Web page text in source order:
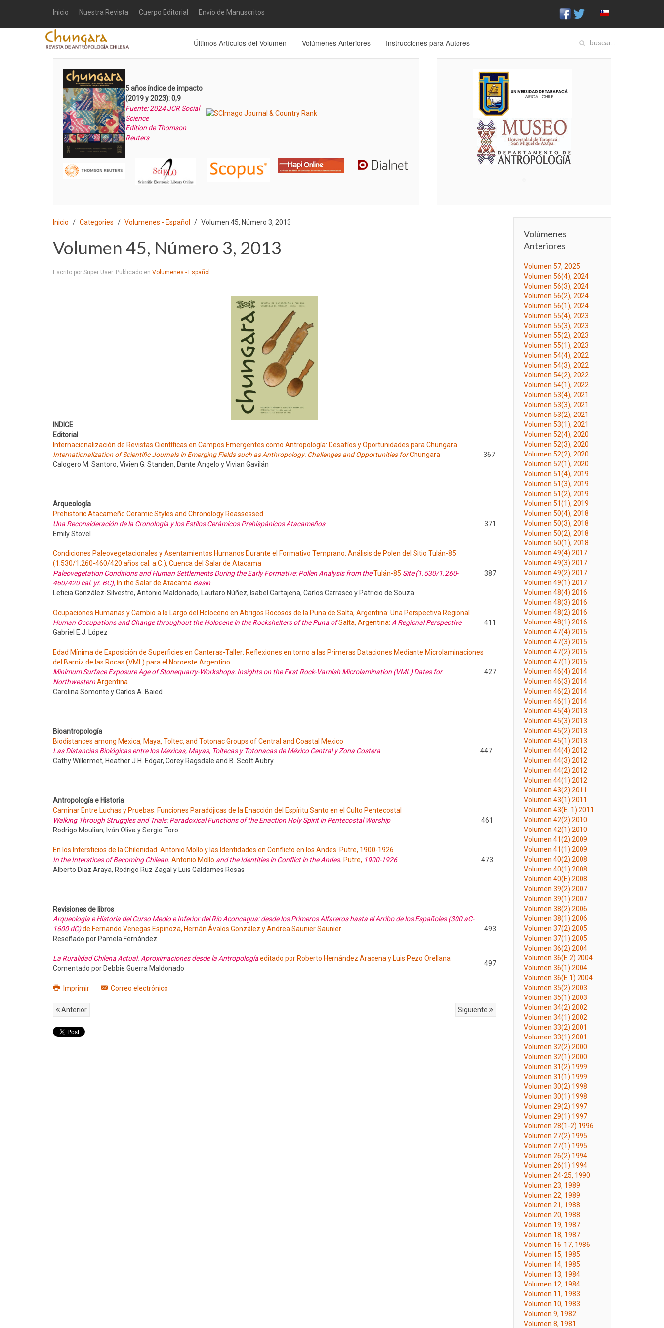
Inicio Nuestra Revista Cuerpo Editorial Envío de Manuscritos
Últimos Artículos del Volumen Volúmenes Anteriores Instrucciones para Autores
5 años índice de impacto
(2019 y 2023): 0,9
Fuente: 2024 JCR Social
Science
Edition de Thomson
Reuters
Inicio Categories Volumenes - Español Volumen 45, Número 3, 2013
Volumen 45, Número 3, 2013
Escrito por Super User. Publicado en Volumenes - Español
INDICE
Editorial
Internacionalización de Revistas Científicas en Campos Emergentes como Antropología: Desafíos y Oportunidades para Chungara
Internationalization of Scientific Journals in Emerging Fields such as Anthropology: Challenges and Opportunities forChungara
367
Calogero M. Santoro, Vivien G. Standen, Dante Angelo y Vivian Gavilán
Arqueología
Prehistoric Atacameño Ceramic Styles and Chronology Reassessed
Una Reconsideración de la Cronología y los Estilos Cerámicos Prehispánicos Atacameños
371
Emily Stovel
Condiciones Paleovegetacionales y Asentamientos Humanos Durante el Formativo Temprano: Análisis de Polen del Sitio Tulán-85
(1.530/1.260-460/420 años cal. a.C.), Cuenca del Salar de Atacama
Paleovegetation Conditions and Human Settlements During the Early Formative: Pollen Analysis from theTulán-85 Site (1.530/1.260-
460/420 cal. yr. BC),in the Salar de Atacama Basin
387
Leticia González-Silvestre, Antonio Maldonado, Lautaro Núñez, Isabel Cartajena, Carlos Carrasco y Patricio de Souza
Ocupaciones Humanas y Cambio a lo Largo del Holoceno en Abrigos Rocosos de la Puna de Salta, Argentina: Una Perspectiva Regional
Human Occupations and Change throughout the Holocene in the Rockshelters of the Puna ofSalta, Argentina: A Regional Perspective
411
Gabriel E.J. López
Edad Mínima de Exposición de Superficies en Canteras-Taller: Reflexiones en torno a las Primeras Dataciones Mediante Microlaminaciones
del Barniz de las Rocas (VML) para el Noroeste Argentino
Minimum Surface Exposure Age of Stonequarry-Workshops: Insights on the First Rock-Varnish Microlamination (VML) Dates for
NorthwesternArgentina
427
Carolina Somonte y Carlos A. Baied
Bioantropología
Biodistances among Mexica, Maya, Toltec, and Totonac Groups of Central and Coastal Mexico
Las Distancias Biológicas entre los Mexicas, Mayas, Toltecas y Totonacas de México Central y Zona Costera
447
Cathy Willermet, Heather J.H. Edgar, Corey Ragsdale and B. Scott Aubry
Antropología e Historia
Caminar Entre Luchas y Pruebas: Funciones Paradójicas de la Enacción del Espíritu Santo en el Culto Pentecostal
Walking Through Struggles and Trials: Paradoxical Functions of the Enaction Holy Spirit in Pentecostal Worship
461
Rodrigo Moulian, Iván Oliva y Sergio Toro
En los Intersticios de la Chilenidad. Antonio Mollo y las Identidades en Conflicto en los Andes. Putre, 1900-1926
In the Interstices of Becoming Chilean. Antonio Mollo and the Identities in Conflict in the Andes. Putre, 1900-1926
473
Alberto Díaz Araya, Rodrigo Ruz Zagal y Luis Galdames Rosas
Revisiones de libros
Arqueología e Historia del Curso Medio e Inferior del Río Aconcagua: desde los Primeros Alfareros hasta el Arribo de los Españoles (300 aC-
1600 dC)de Fernando Venegas Espinoza, Hernán Ávalos González y Andrea Saunier Saunier
493
Reseñado por Pamela Fernández
La Ruralidad Chilena Actual. Aproximaciones desde la Antropologíaeditado por Roberto Hernández Aracena y Luis Pezo Orellana
497
Comentado por Debbie Guerra Maldonado
Imprimir Correo electrónico
Anterior Siguiente
Volúmenes
Anteriores
Volumen 57, 2025
Volumen 56(4), 2024
Volumen 56(3), 2024
Volumen 56(2), 2024
Volumen 56(1), 2024
Volumen 55(4), 2023
Volumen 55(3), 2023
Volumen 55(2), 2023
Volumen 55(1), 2023
Volumen 54(4), 2022
Volumen 54(3), 2022
Volumen 54(2), 2022
Volumen 54(1), 2022
Volumen 53(4), 2021
Volumen 53(3), 2021
Volumen 53(2), 2021
Volumen 53(1), 2021
Volumen 52(4), 2020
Volumen 52(3), 2020
Volumen 52(2), 2020
Volumen 52(1), 2020
Volumen 51(4), 2019
Volumen 51(3), 2019
Volumen 51(2), 2019
Volumen 51(1), 2019
Volumen 50(4), 2018
Volumen 50(3), 2018
Volumen 50(2), 2018
Volumen 50(1), 2018
Volumen 49(4) 2017
Volumen 49(3) 2017
Volumen 49(2) 2017
Volumen 49(1) 2017
Volumen 48(4) 2016
Volumen 48(3) 2016
Volumen 48(2) 2016
Volumen 48(1) 2016
Volumen 47(4) 2015
Volumen 47(3) 2015
Volumen 47(2) 2015
Volumen 47(1) 2015
Volumen 46(4) 2014
Volumen 46(3) 2014
Volumen 46(2) 2014
Volumen 46(1) 2014
Volumen 45(4) 2013
Volumen 45(3) 2013
Volumen 45(2) 2013
Volumen 45(1) 2013
Volumen 44(4) 2012
Volumen 44(3) 2012
Volumen 44(2) 2012
Volumen 44(1) 2012
Volumen 43(2) 2011
Volumen 43(1) 2011
Volumen 43(E. 1) 2011
Volumen 42(2) 2010
Volumen 42(1) 2010
Volumen 41(2) 2009
Volumen 41(1) 2009
Volumen 40(2) 2008
Volumen 40(1) 2008
Volumen 40(E) 2008
Volumen 39(2) 2007
Volumen 39(1) 2007
Volumen 38(2) 2006
Volumen 38(1) 2006
Volumen 37(2) 2005
Volumen 37(1) 2005
Volumen 36(2) 2004
Volumen 36(E 2) 2004
Volumen 36(1) 2004
Volumen 36(E 1) 2004
Volumen 35(2) 2003
Volumen 35(1) 2003
Volumen 34(2) 2002
Volumen 34(1) 2002
Volumen 33(2) 2001
Volumen 33(1) 2001
Volumen 32(2) 2000
Volumen 32(1) 2000
Volumen 31(2) 1999
Volumen 31(1) 1999
Volumen 30(2) 1998
Volumen 30(1) 1998
Volumen 29(2) 1997
Volumen 29(1) 1997
Volumen 28(1-2) 1996
Volumen 27(2) 1995
Volumen 27(1) 1995
Volumen 26(2) 1994
Volumen 26(1) 1994
Volumen 24-25, 1990
Volumen 23, 1989
Volumen 22, 1989
Volumen 21, 1988
Volumen 20, 1988
Volumen 19, 1987
Volumen 18, 1987
Volumen 16-17, 1986
Volumen 15, 1985
Volumen 14, 1985
Volumen 13, 1984
Volumen 12, 1984
Volumen 11, 1983
Volumen 10, 1983
Volumen 9, 1982
Volumen 8, 1981